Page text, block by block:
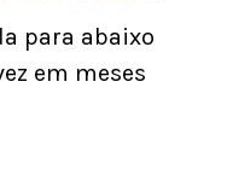
para abaixo
em meses